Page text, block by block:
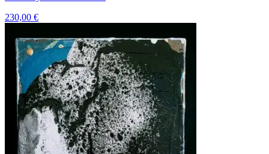
230,00 €